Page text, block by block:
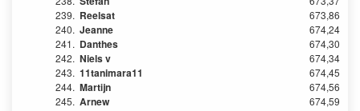
239. Reelsat
673,86
240. Jeanne
674,24
241. Danthes
674,30
242. Niels v
674,34
243. 11tanimara11
674,45
244. Martijn
674,56
245. Arnew
674,59